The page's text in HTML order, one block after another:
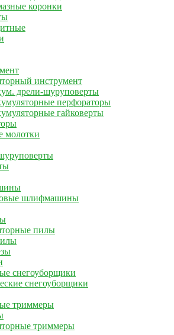
коронки
инструмент
дрели-шуруповерты
перфораторы
гайковерты
молотки
шлифмашины
пилы
снегоуборщики
снегоуборщики
триммеры
триммеры